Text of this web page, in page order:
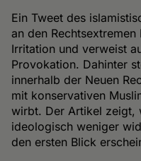
Ein Tweet des
an den
Irritation und verweist
Provokation. Dahinter
innerhalb der Neuen
mit konservativen
wirbt. Der Artikel zeigt,
ideologisch weniger
den ersten Blick